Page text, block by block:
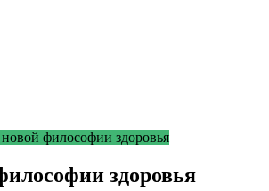
философии здоровья
здоровья